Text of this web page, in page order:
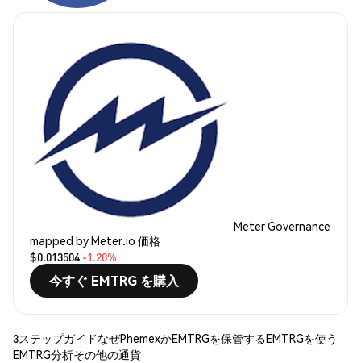
Meter Governance
mapped by Meter.io 価格
$0.013504 -1.20%
今すぐ EMTRG を購入
3ステップガイドなぜPhemexかEMTRGを保管するEMTRGを使う
EMTRG分析その他の通貨